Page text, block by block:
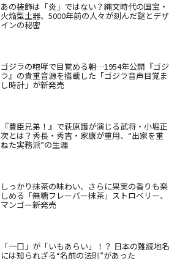
あの装飾は「炎」ではない？縄文時代の国宝・
火焔型土器、5000年前の人々が刻んだ謎とデザ
インの秘密
ゴジラの咆哮で目覚める朝…1954年公開『ゴジ
ラ』の貴重音源を搭載した「ゴジラ音声目覚ま
し時計」が新発売
『豊臣兄弟！』で萩原護が演じる武将・小堀正
次とは？秀長・秀吉・家康が重用、“出家を重
ねた実務派”の生涯
しっかり抹茶の味わい、さらに果実の香りも楽
しめる「無糖フレーバー抹茶」ストロベリー、
マンゴー新発売
「一口」が「いもあらい」！？ 日本の難読地名
には知られざる“名前の法則”があった